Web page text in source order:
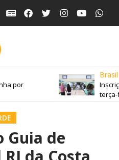
por
Brasil
terça-
Guia de